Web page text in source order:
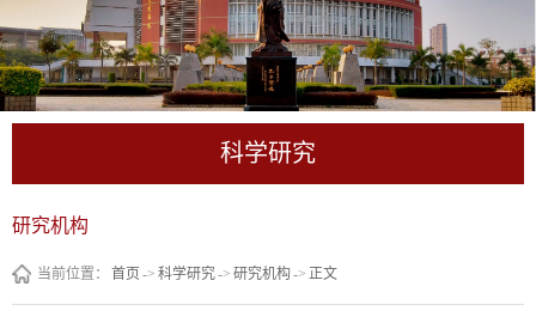
科学研究
研究机构
当前位置： 首页 -> 科学研究-> 研究机构-> 正文